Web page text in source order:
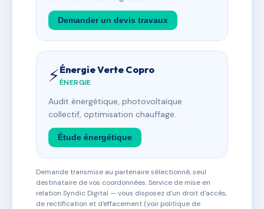
Demander un devis travaux
⚡Énergie Verte Copro
ÉNERGIE
Audit énergétique, photovoltaïque
collectif, optimisation chauffage.
Étude énergétique
Demande transmise au partenaire sélectionné, seul
destinataire de vos coordonnées. Service de mise en
relation Syndic Digital — vous disposez d'un droit d'accès,
de rectification et d'effacement (voir politique de